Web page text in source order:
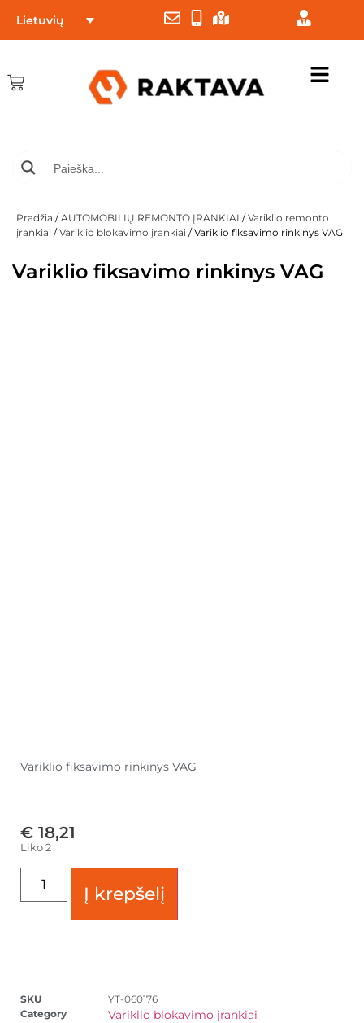
Lietuvių
Pradžia /AUTOMOBILIŲ REMONTO ĮRANKIAI /Variklio remonto
įrankiai /Variklio blokavimo įrankiai / Variklio fiksavimo rinkinys VAG
Variklio fiksavimo rinkinys VAG
Variklio fiksavimo rinkinys VAG
€ 18,21
Liko 2
Į krepšelį
SKU
YT-060176
Category
Variklio blokavimo įrankiai